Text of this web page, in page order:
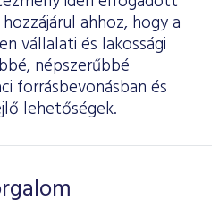
ahhoz, hogy a
vállalati és lakossági
népszerűbbé
forrásbevonásban és
lehetőségek.